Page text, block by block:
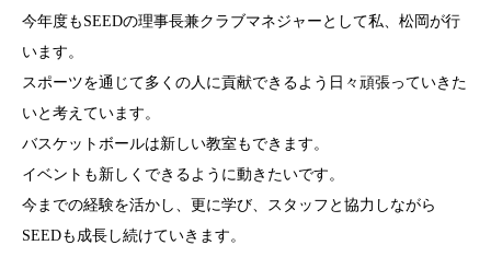
今年度もSEEDの理事長兼クラブマネジャーとして私、松岡が行
います。
スポーツを通じて多くの人に貢献できるよう日々頑張っていきた
いと考えています。
バスケットボールは新しい教室もできます。
イベントも新しくできるように動きたいです。
今までの経験を活かし、更に学び、スタッフと協力しながら
SEEDも成長し続けていきます。